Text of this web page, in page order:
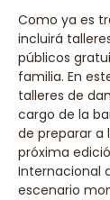
Como ya es
incluirá
públicos
familia. En
talleres de
cargo de la
de preparar a
próxima
Internacional
escenario